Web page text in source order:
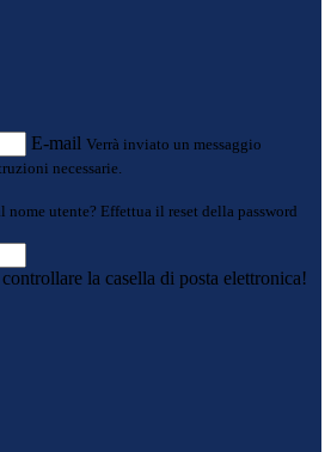
E-mail Verrà inviato un messaggio
necessarie.
nome utente? Effettua il reset della password
la casella di posta elettronica!